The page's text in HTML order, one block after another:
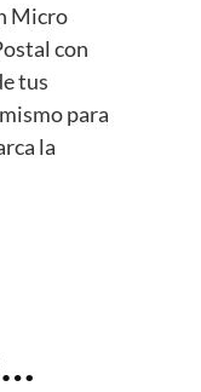
Micro
con
tus
para
la